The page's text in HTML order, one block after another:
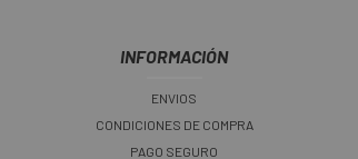
INFORMACIÓN
ENVIOS
CONDICIONES DE COMPRA
PAGO SEGURO